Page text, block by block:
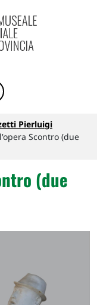
della
Pierluigi
Scontro (due
(due